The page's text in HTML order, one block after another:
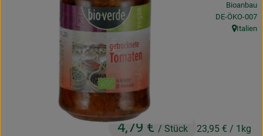
Obst & Gemüse
Drogerie & Diverses
4,79 € / Stück 23,95 € / 1kg
Bioanbau
, Kontrollstelle:
DE-ÖKO-007
,
Italien